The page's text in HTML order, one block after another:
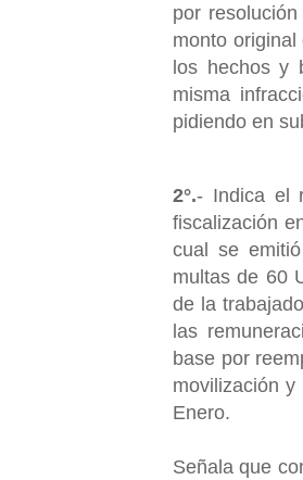
por
monto
los hechos y
misma
pidiendo en
2°.- Indica el
fiscalización
cual se
multas de 60
de la
las
base por
movilización
Enero.
Señala que